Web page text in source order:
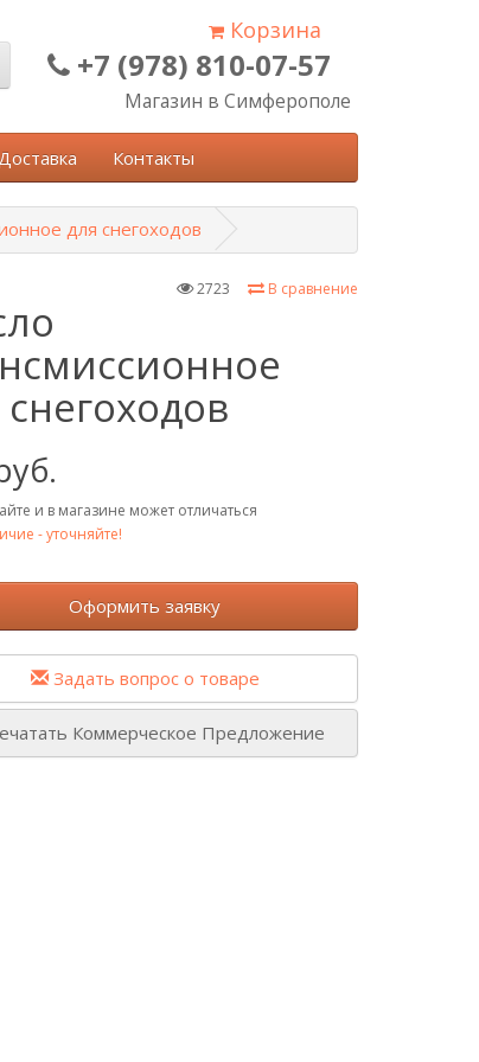
Корзина
+7 (978) 810-07-57
Магазин в Симферополе
Контакты
для снегоходов
В сравнение
2723
и в магазине может отличаться
- уточняйте!
Оформить заявку
Задать вопрос о товаре
Коммерческое Предложение